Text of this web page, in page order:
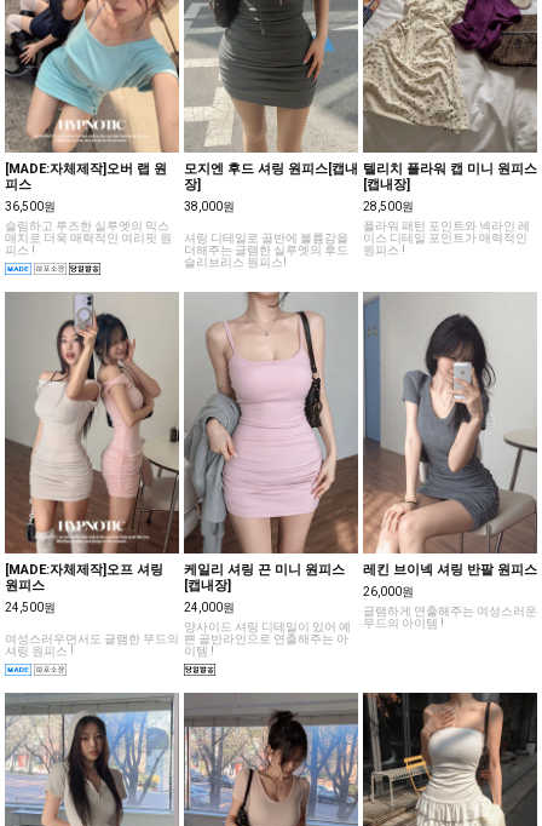
[MADE:자체제작]오버 랩 원
피스
36,500원
슬림하고 루즈한 실루엣의 믹스
매치로 더욱 매력적인 여리핏 원
피스 !
모지엔 후드 셔링 원피스[캡내
장]
38,000원
셔링 디테일로 골반에 볼륨감을
더해주는 글램한 실루엣의 후드
슬리브리스 원피스!
텔리치 플라워 캡 미니 원피스
[캡내장]
28,500원
플라워 패턴 포인트와 넥라인 레
이스 디테일 포인트가 매력적인
원피스 !
[MADE:자체제작]오프 셔링
원피스
24,500원
여성스러우면서도 글램한 무드의
셔링 원피스 !
케일리 셔링 끈 미니 원피스
[캡내장]
24,000원
양사이드 셔링 디테일이 있어 예
쁜 골반라인으로 연출해주는 아
이템 !
레킨 브이넥 셔링 반팔 원피스
26,000원
글램하게 연출해주는 여성스러운
무드의 아이템 !